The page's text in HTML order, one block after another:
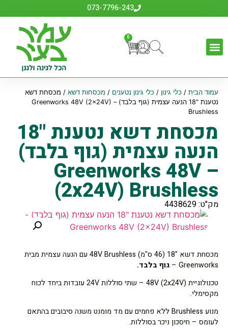
073-7796-243
0
עמוד הבית/ כלי גינון / כלי גינון נטענים / מכסחות דשא/ מכסחת דשא
נטענת "18 הנעה עצמית (גוף בלבד) – Greenworks 48V (2x24V)
Brushless
מכסחת דשא נטענת "18
הנעה עצמית (גוף בלבד)
– Greenworks 48V
(2x24V) Brushless
מק"ט: 4438629
מכסחת דשא "18 (46 ס"מ) 48V Brushless עם הנעה עצמית מבית
Greenworks –
גוף בלבד.
טכנולוגיית 48V (2x24V) – שתי סוללות 24V עובדות ביחד לכוח
מקסימלי.
מנוע Brushless ללא פחמים עם מד מומנט משנה סיבובים בהתאם
לעומס – חיסכון ניכר בסוללות.